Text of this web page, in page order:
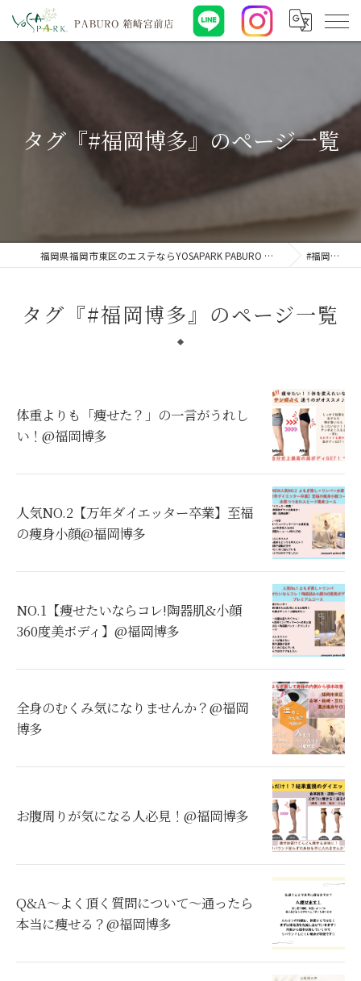
タグ『#福岡博多』のページ一覧
福岡県福岡市東区のエステならYOSAPARK PABURO 箱崎宮前店 #福岡博多
タグ『#福岡博多』のページ一覧
体重よりも「痩せた？」の一言がうれし
い！@福岡博多
人気NO.2【万年ダイエッター卒業】至福
の痩身小顔@福岡博多
NO.1【痩せたいならコレ!陶器肌&小顔
360度美ボディ】@福岡博多
全身のむくみ気になりませんか？@福岡
博多
お腹周りが気になる人必見！@福岡博多
Q&A～よく頂く質問について～通ったら
本当に痩せる？@福岡博多